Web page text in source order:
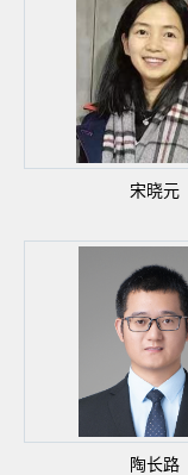
宋晓元
陶长路